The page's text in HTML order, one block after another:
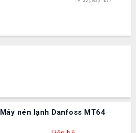
Máy nén lạnh Danfoss MT64